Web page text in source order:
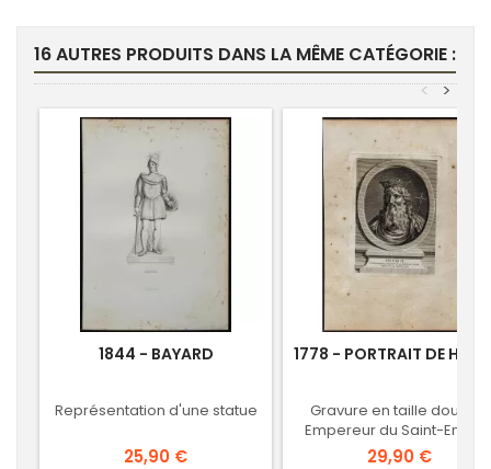
16 AUTRES PRODUITS DANS LA MÊME CATÉGORIE :
>
<
1844 - BAYARD
Représentation d'une statue
Prix
25,90 €
1778 - PORTRAIT DE
Gravure en taille douce -
Empereur du Saint-
romain
Prix
29,90 €